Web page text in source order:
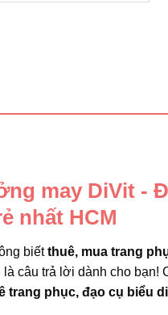
may DiVit -
nhất HCM
biếtthuê, mua trang
câu trả lời dành cho bạn!
trang phục, đạo cụ biểu